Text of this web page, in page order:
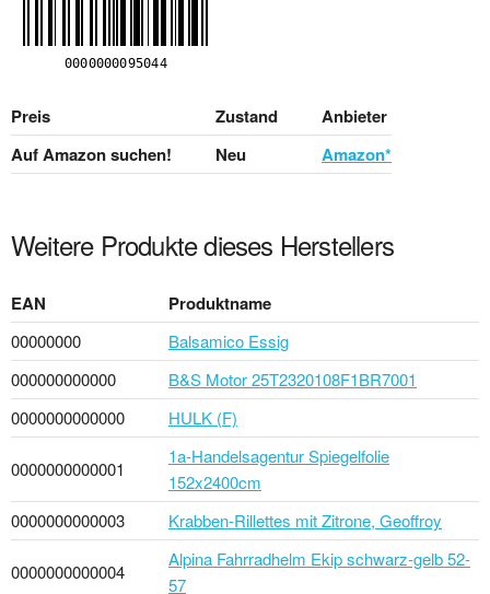
Preis Zustand
Anbieter
Auf Amazon suchen!
Neu Amazon*
Weitere Produkte dieses Herstellers
EAN Produktname
00000000
Balsamico Essig
000000000000
B&S Motor 25T2320108F1BR7001
0000000000000
HULK (F)
0000000000001
1a-Handelsagentur Spiegelfolie
152x2400cm
0000000000003
Krabben-Rillettes mit Zitrone, Geoffroy
0000000000004
Alpina Fahrradhelm Ekip schwarz-gelb 52-
57